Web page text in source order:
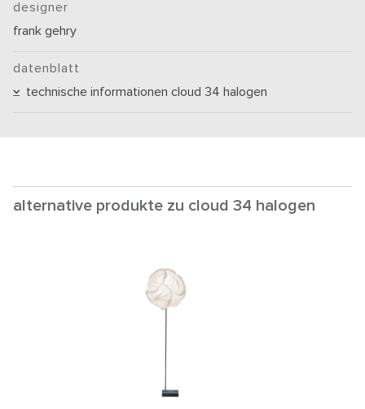
designer
frank gehry
datenblatt
technische informationen cloud 34 halogen
alternative produkte zu cloud 34 halogen